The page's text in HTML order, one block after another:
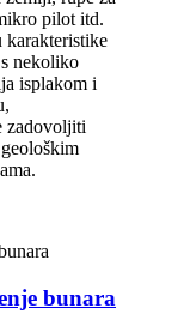
pilot itd.
karakteristike
nekoliko
isplakom i
zadovoljiti
bunara